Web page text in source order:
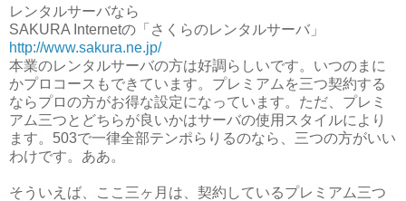
レンタルサーバなら
SAKURA Internetの「さくらのレンタルサーバ」
http://www.sakura.ne.jp/
本業のレンタルサーバの方は好調らしいです。いつのまに
かプロコースもできています。プレミアムを三つ契約する
ならプロの方がお得な設定になっています。ただ、プレミ
アム三つとどちらが良いかはサーバの使用スタイルにより
ます。503で一律全部テンポらりるのなら、三つの方がいい
わけです。ああ。
そういえば、ここ三ヶ月は、契約しているプレミアム三つ